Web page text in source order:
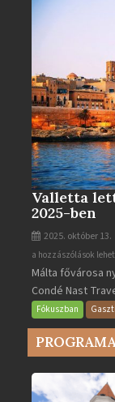
Valletta
2025-ben
2025. október 13.
Valletta
lett
Európa
legjobb
városa
2025-
bejegyzéshez
a hozzászólások
Málta fővárosa
Condé Nast
Fókuszban